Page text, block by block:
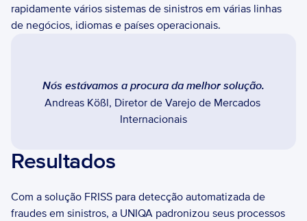
rapidamente vários sistemas de sinistros em várias linhas
de negócios, idiomas e países operacionais.
Andreas Kößl, Diretor de Varejo de Mercados
Internacionais
Resultados
Com a solução FRISS para detecção automatizada de
fraudes em sinistros, a UNIQA padronizou seus processos